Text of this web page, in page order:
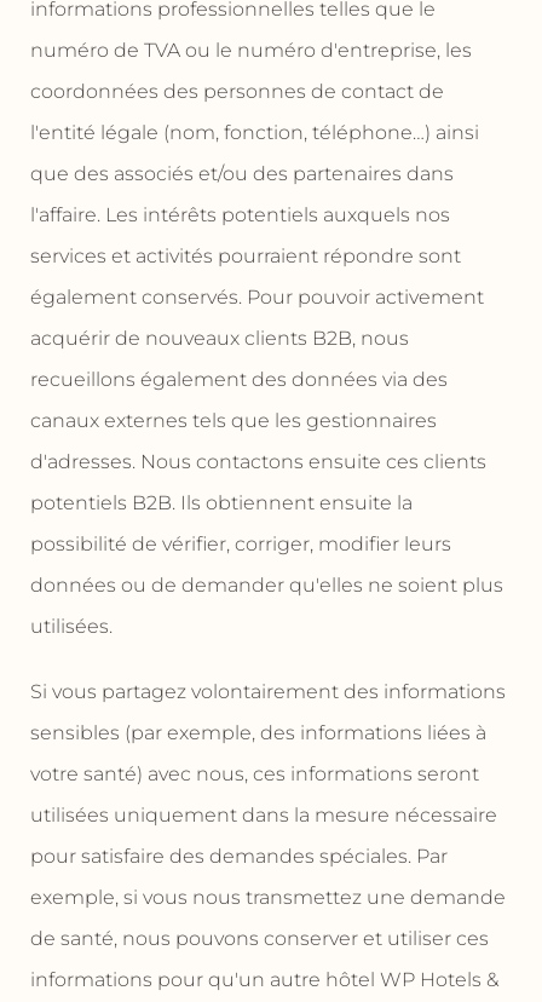
informations professionnelles telles que le
numéro de TVA ou le numéro d'entreprise, les
coordonnées des personnes de contact de
l'entité légale (nom, fonction, téléphone…) ainsi
que des associés et/ou des partenaires dans
l'affaire. Les intérêts potentiels auxquels nos
services et activités pourraient répondre sont
également conservés. Pour pouvoir activement
acquérir de nouveaux clients B2B, nous
recueillons également des données via des
canaux externes tels que les gestionnaires
d'adresses. Nous contactons ensuite ces clients
potentiels B2B. Ils obtiennent ensuite la
possibilité de vérifier, corriger, modifier leurs
données ou de demander qu'elles ne soient plus
utilisées.
Si vous partagez volontairement des informations
sensibles (par exemple, des informations liées à
votre santé) avec nous, ces informations seront
utilisées uniquement dans la mesure nécessaire
pour satisfaire des demandes spéciales. Par
exemple, si vous nous transmettez une demande
de santé, nous pouvons conserver et utiliser ces
informations pour qu'un autre hôtel WP Hotels &